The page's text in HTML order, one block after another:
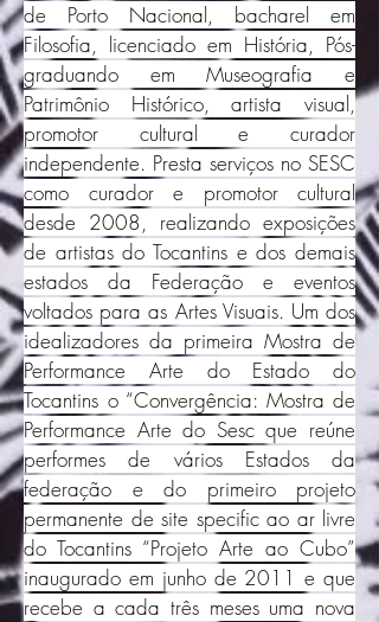
de Porto Nacional, bacharel em
Filosofia, licenciado em História, Pós-
graduando em Museografia e
Patrimônio Histórico, artista visual,
promotor cultural e curador
independente. Presta serviços no SESC
como curador e promotor cultural
desde 2008, realizando exposições
de artistas do Tocantins e dos demais
estados da Federação e eventos
voltados para as Artes Visuais. Um dos
idealizadores da primeira Mostra de
Performance Arte do Estado do
Tocantins o “Convergência: Mostra de
Performance Arte do Sesc que reúne
performes de vários Estados da
federação e do primeiro projeto
permanente de site specific ao ar livre
do Tocantins “Projeto Arte ao Cubo”
inaugurado em junho de 2011 e que
recebe a cada três meses uma nova